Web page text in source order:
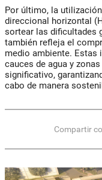
Por último, la
direccional horizontal
sortear las dificultades
también refleja el
medio ambiente. Estas
cauces de agua y
significativo,
cabo de manera
Compartir